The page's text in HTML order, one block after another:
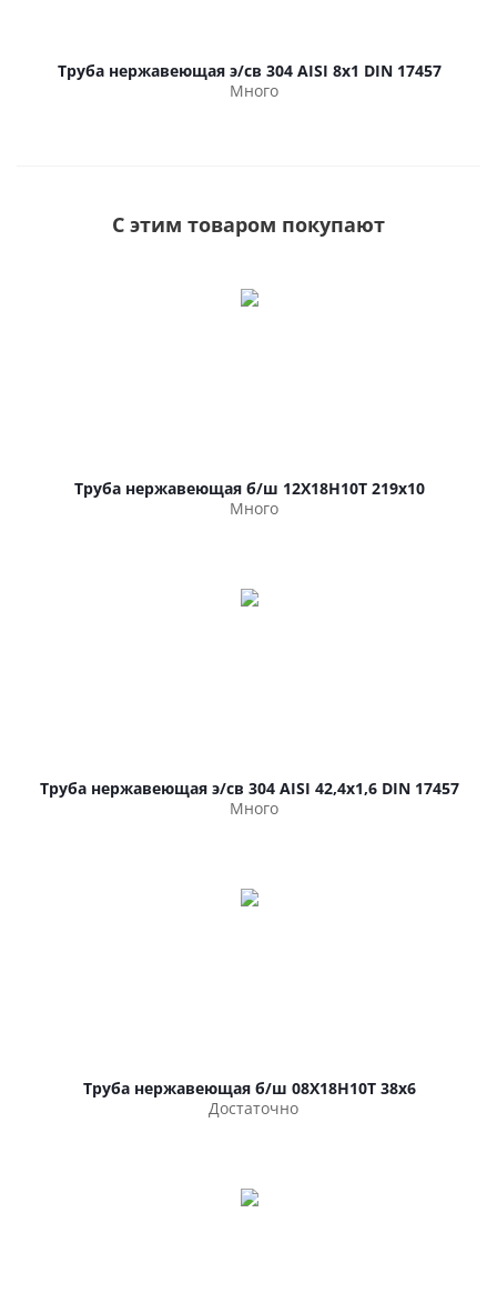
Труба нержавеющая э/св 304 AISI 8х1 DIN 17457
Много
С этим товаром покупают
Труба нержавеющая б/ш 12Х18Н10Т 219х10
Много
Труба нержавеющая э/св 304 AISI 42,4х1,6 DIN 17457
Много
Труба нержавеющая б/ш 08Х18Н10Т 38х6
Достаточно